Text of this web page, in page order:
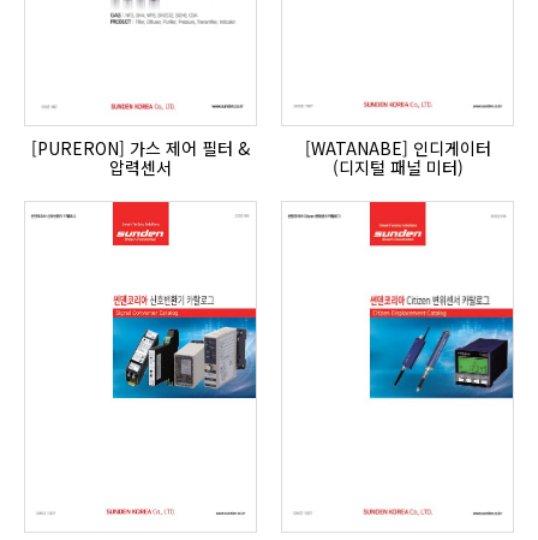
[PURERON] 가스 제어 필터 &
압력센서
[WATANABE] 인디게이터
(디지털 패널 미터)